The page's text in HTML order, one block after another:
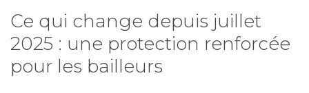
Ce qui change depuis juillet
2025 : une protection renforcée
pour les bailleurs